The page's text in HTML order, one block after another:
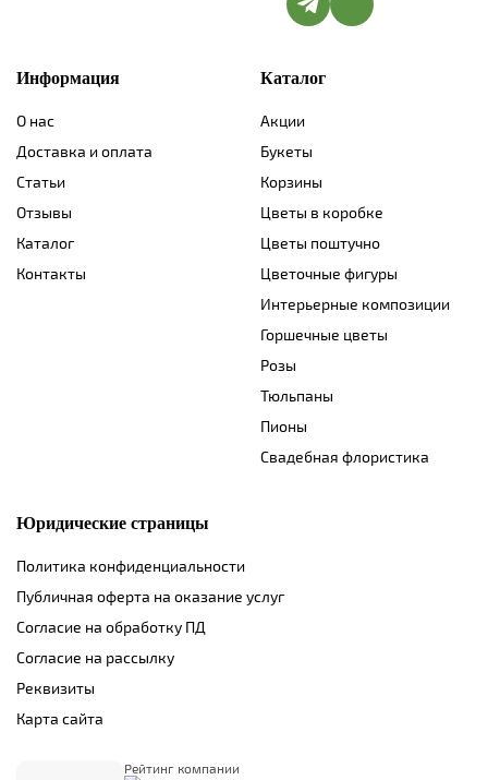
Информация
О нас
Доставка и оплата
Статьи
Отзывы
Каталог
Контакты
Каталог
Акции
Букеты
Корзины
Цветы в коробке
Цветы поштучно
Цветочные фигуры
Интерьерные композиции
Горшечные цветы
Розы
Тюльпаны
Пионы
Свадебная флористика
Юридические страницы
Политика конфиденциальности
Публичная оферта на оказание услуг
Согласие на обработку ПД
Согласие на рассылку
Реквизиты
Карта сайта
Рейтинг компании